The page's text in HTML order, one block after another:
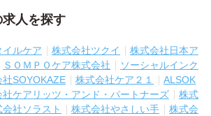
人を探す
ルケア 株式会社ツクイ
株式会社日本ア
ＳＯＭＰＯケア株式会社
ソーシャルインク
社SOYOKAZE 株式会社ケア２１
ALSOK
社ケアリッツ・アンド・パートナーズ
株式
会社ソラスト 株式会社やさしい手
株式会